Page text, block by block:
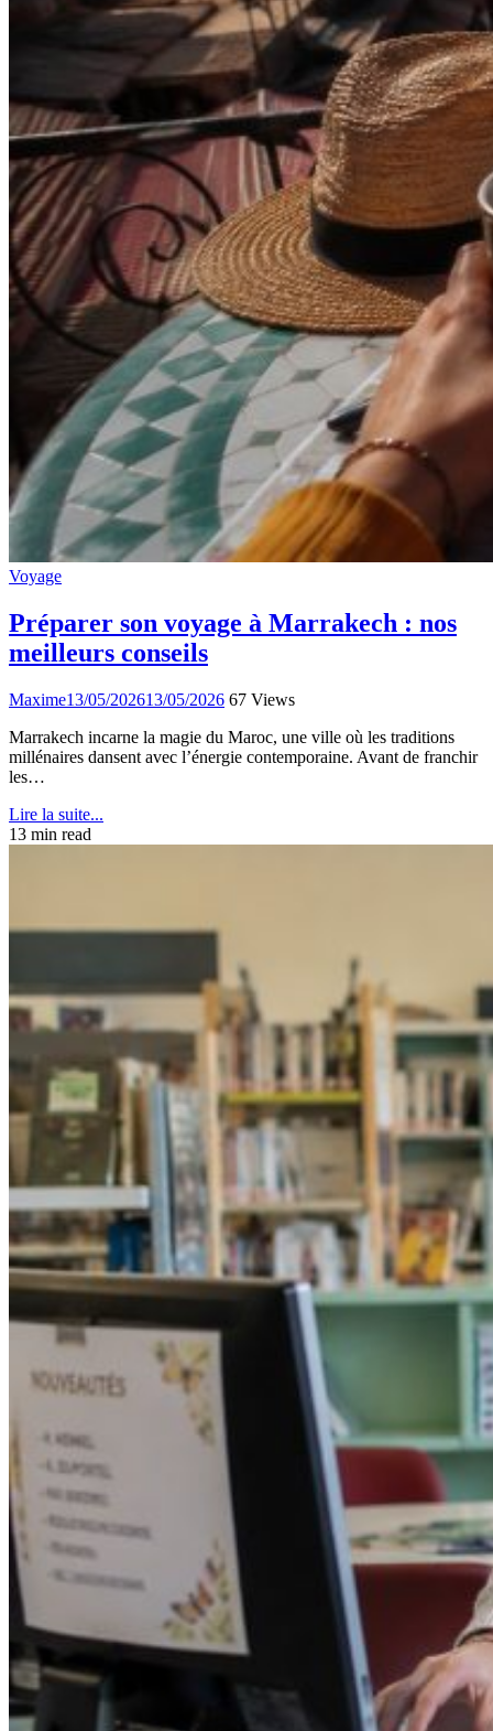
Voyage
Préparer son voyage à Marrakech : nos
meilleurs conseils
Maxime13/05/202613/05/2026 67 Views
Marrakech incarne la magie du Maroc, une ville où les traditions
millénaires dansent avec l’énergie contemporaine. Avant de franchir
les…
Lire la suite...
13 min read